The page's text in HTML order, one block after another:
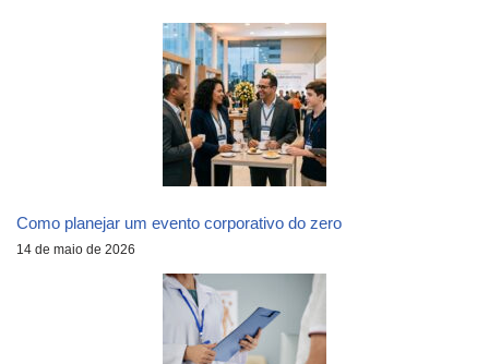
Como planejar um evento corporativo do zero
14 de maio de 2026